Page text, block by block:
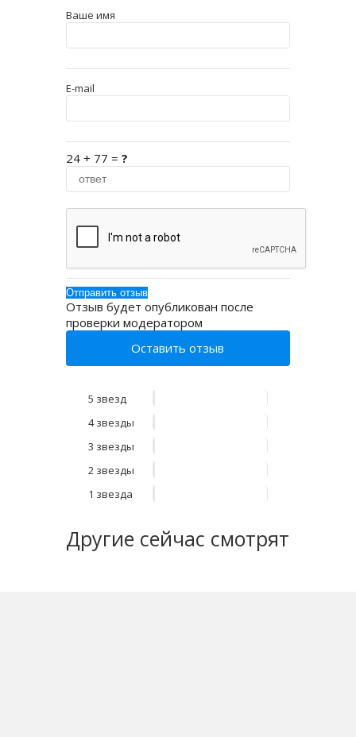
Ваше имя
E-mail
24 + 77 = ?
Отзыв будет опубликован после
проверки модератором
Оставить отзыв
5 звезд
4 звезды
3 звезды
2 звезды
1 звезда
Другие сейчас смотрят